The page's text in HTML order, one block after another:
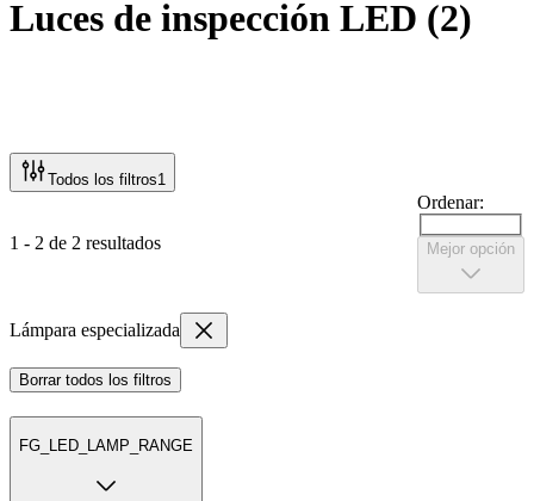
Luces de inspección LED (2)
Todos los filtros1
1 - 2 de 2 resultados
Ordenar:
Mejor opción
Lámpara especializada
Borrar todos los filtros
FG_LED_LAMP_RANGE